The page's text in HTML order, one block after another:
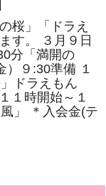
桜」「ドラえ
す。 ３月９日
分「満開の
）９:30準備 １
ドラえもん
１時開始～１
」 ＊入会金(テ